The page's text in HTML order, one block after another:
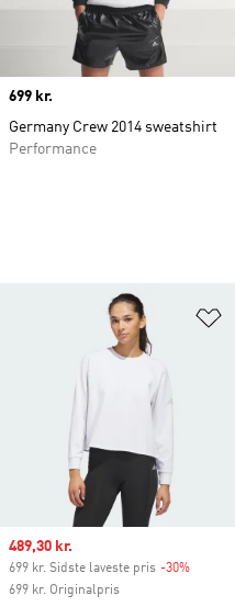
Price
699 kr.
Germany Crew 2014 sweatshirt
Performance
Sale price
489,30 kr.
699 kr. Sidste laveste pris -30%
699 kr. Originalpris